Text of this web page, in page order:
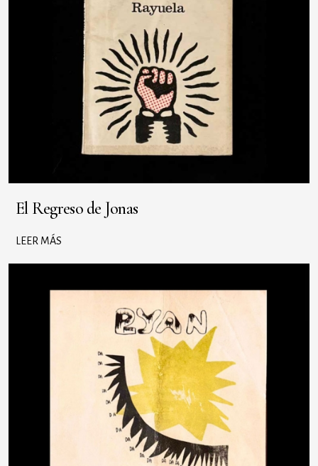
El Regreso de Jonas
LEER MÁS